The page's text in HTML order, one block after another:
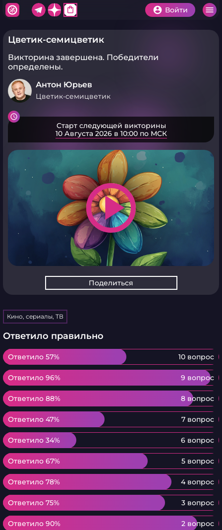
shopping_bag Войти
Цветик-семицветик
Викторина завершена. Победители
определены.
Антон Юрьев
Цветик-семицветик
Старт следующей викторины
10 Августа 2026 в 10:00 по МСК
play_arrow
Поделиться
Кино, сериалы, ТВ
Ответило правильно
Ответило 57% 10 вопрос
Ответило 57%
Ответило 96% 9 вопрос
Ответило 96%
Ответило 88% 8 вопрос
Ответило 88%
Ответило 47% 7 вопрос
Ответило 47%
Ответило 34% 6 вопрос
Ответило 34%
Ответило 67% 5 вопрос
Ответило 67%
Ответило 78% 4 вопрос
Ответило 78%
Ответило 75% 3 вопрос
Ответило 75%
Ответило 90% 2 вопрос
Ответило 90%